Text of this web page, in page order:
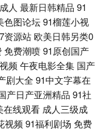
洲色图字幕 97人妻超碰
韩欧美A网 AV片在线观
色 欧美插B欧美系列 日
激情文学日韩无码 人
人 最新日韩精品 91
色图论坛91榴莲小视
资源站 欧美日韩另类0
免费潮喷91原创国产
频 午夜电影全集 国产
剧大全 91中文字幕在
产日产亚洲精品 91社
在线观看 成人三级成
视频 91福利剧场 免费